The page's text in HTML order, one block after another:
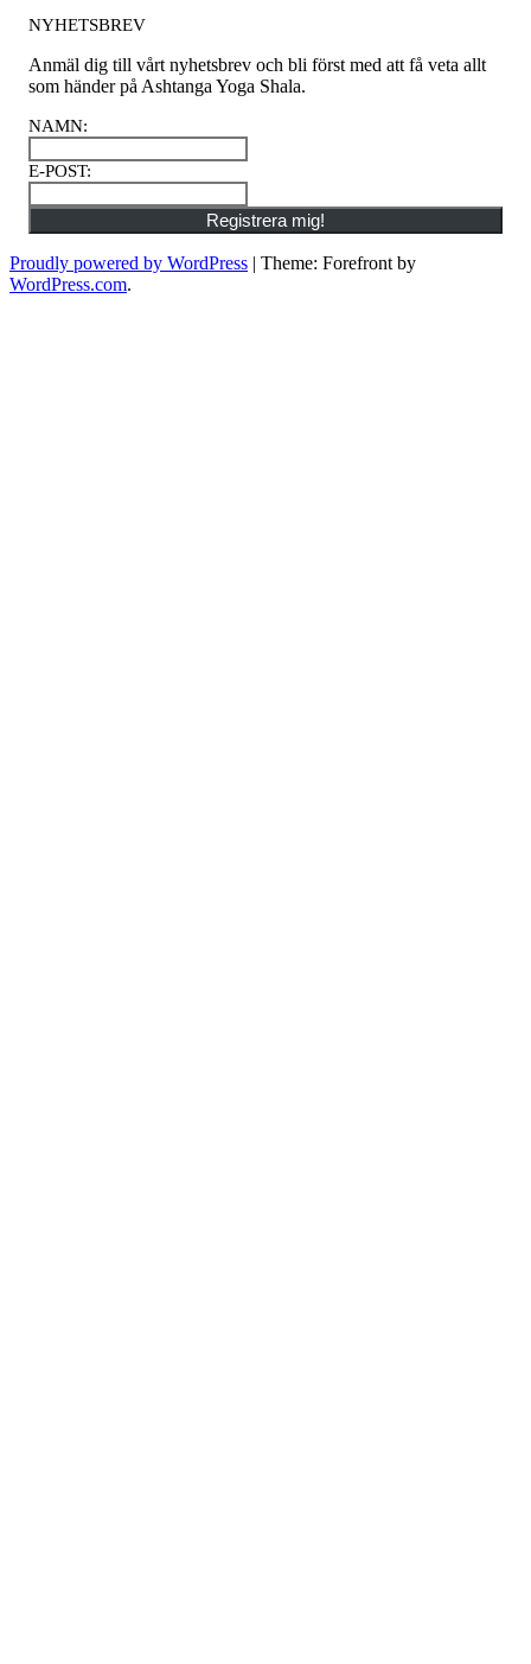
NYHETSBREV
Anmäl dig till vårt nyhetsbrev och bli först med att få veta allt
som händer på Ashtanga Yoga Shala.
NAMN:
E-POST:
Registrera mig!
Proudly powered by WordPress | Theme: Forefront by
WordPress.com.